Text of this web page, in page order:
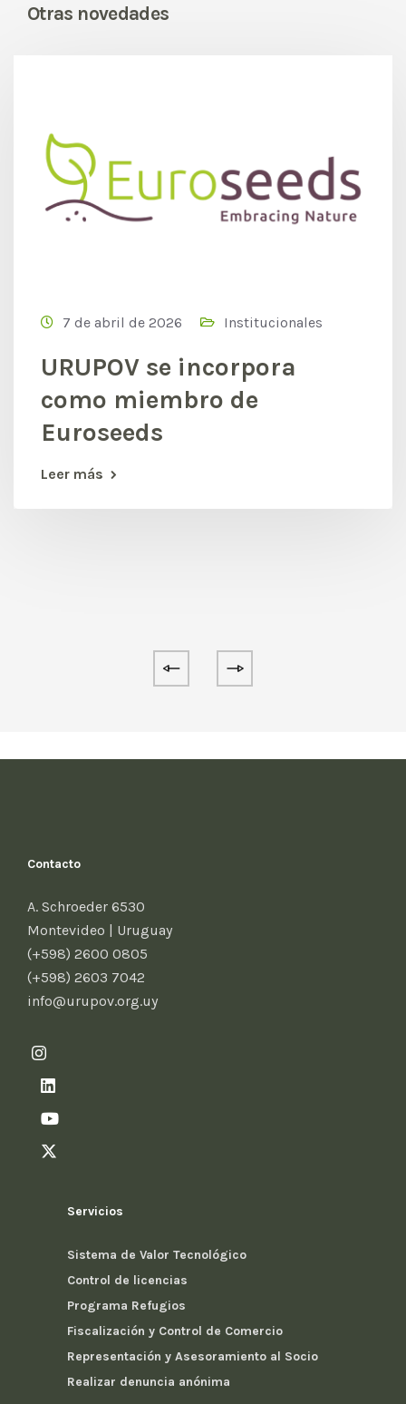
Otras novedades
7 de abril de 2026 Institucionales
URUPOV se incorpora
como miembro de
Euroseeds
Leer más
Contacto
A. Schroeder 6530
Montevideo | Uruguay
(+598) 2600 0805
(+598) 2603 7042
info@urupov.org.uy
Servicios
Sistema de Valor Tecnológico
Control de licencias
Programa Refugios
Fiscalización y Control de Comercio
Representación y Asesoramiento al Socio
Realizar denuncia anónima